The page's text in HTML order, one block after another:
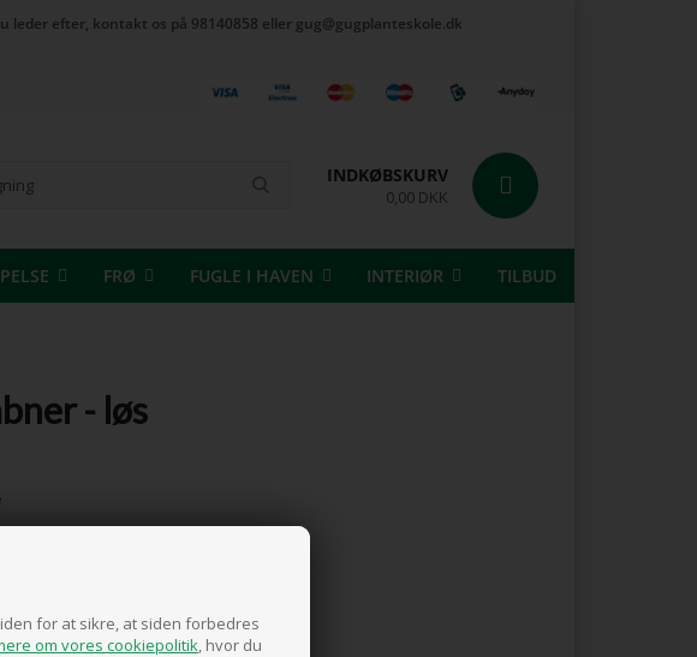
for at sikre, at siden forbedres
om vores cookiepolitik , hvor du
leder efter, kontakt os på 98140858 eller gug@gugplanteskole.dk
INDKØBSKURV
0,00 DKK
FRØ FUGLE I HAVEN INTERIØR TILBUD
- løs
og Spiro vinduesåbnere.